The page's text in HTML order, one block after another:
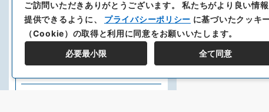
１９４２年
紐育新報
ご訪問いただきありがとうございます。私たちがより良い情
提供できるように、 プライバシーポリシー に基づいたクッキ
（Cookie）の取得と利用に同意をお願いいたします。
必要最小限 全て同意